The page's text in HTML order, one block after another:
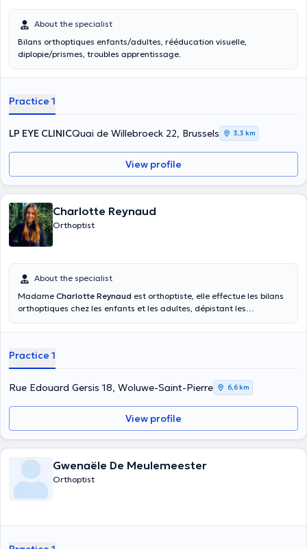
About the specialist
Bilans orthoptiques enfants/adultes, rééducation visuelle,
diplopie/prismes, troubles apprentissage.
Practice 1
LP EYE CLINICQuai de Willebroeck 22, Brussels 3,3 km
View profile
Charlotte Reynaud
Orthoptist
About the specialist
Madame Charlotte Reynaud est orthoptiste, elle effectue les bilans
orthoptiques chez les enfants et les adultes, dépistant les
motilité oculaire, effectue les rééducations orthoptiques, et travaille
Practice 1
Rue Edouard Gersis 18, Woluwe-Saint-Pierre 6,6 km
View profile
Gwenaële De Meulemeester
Orthoptist